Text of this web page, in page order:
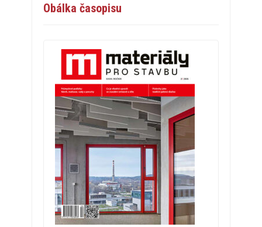
Obálka časopisu